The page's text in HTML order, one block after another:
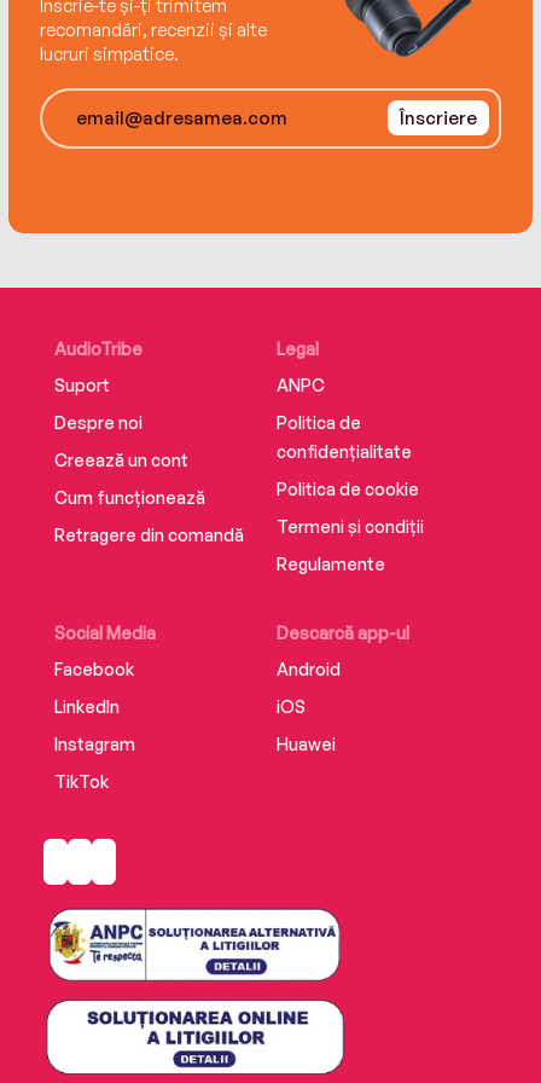
Înscrie-te și-ți trimitem
recomandări, recenzii și alte
lucruri simpatice.
Înscriere
AudioTribe
Suport
Despre noi
Creează un cont
Cum funcționează
Retragere din comandă
Social Media
Facebook
LinkedIn
Instagram
TikTok
Descarcă app-ul
Android
iOS
Huawei
Legal
ANPC
Politica de
confidențialitate
Politica de cookie
Termeni și condiții
Regulamente